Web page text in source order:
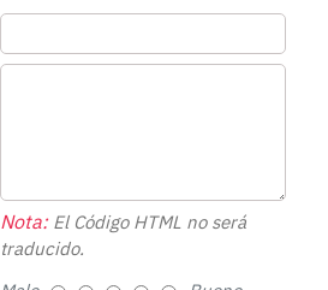
Nota:El Código HTML no será
traducido.